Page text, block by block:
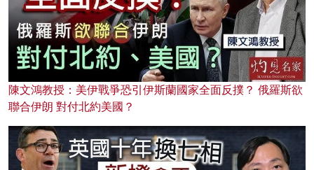
陳文鴻教授：美伊戰爭恐引伊斯蘭國家全面反撲？ 俄羅斯欲
聯合伊朗 對付北約美國？